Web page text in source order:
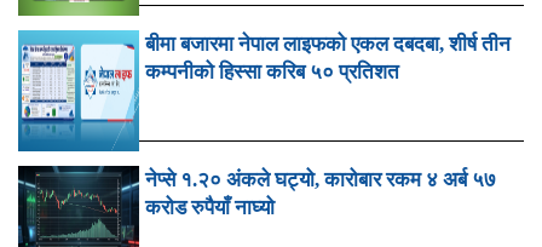
बीमा बजारमा नेपाल लाइफको एकल दबदबा, शीर्ष तीन
कम्पनीको हिस्सा करिब ५० प्रतिशत
नेप्से १.२० अंकले घट्यो, कारोबार रकम ४ अर्ब ५७
करोड रुपैयाँ नाघ्यो